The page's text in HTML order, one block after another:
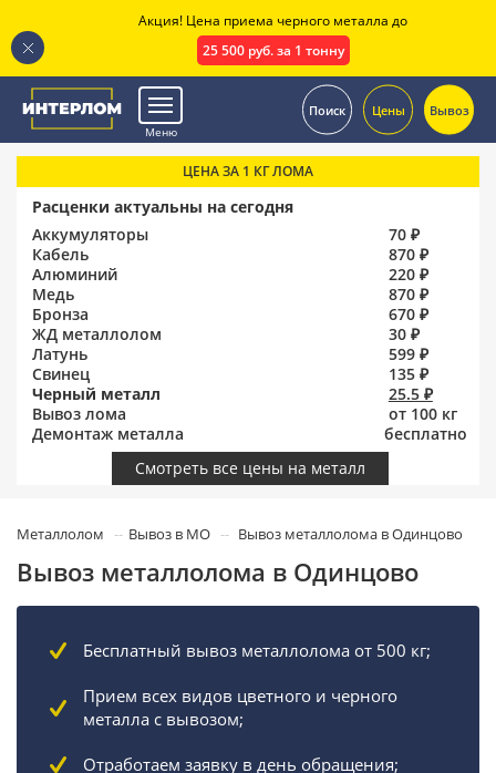
Меню
Поиск Цены Вывоз
ЦЕНА ЗА 1 КГ ЛОМА
Расценки актуальны на сегодня
Аккумуляторы
70 ₽
Кабель
870 ₽
Алюминий
220 ₽
Медь
870 ₽
Бронза
670 ₽
ЖД металлолом
30 ₽
Латунь
599 ₽
Свинец
135 ₽
Черный металл
25.5 ₽
Вывоз лома
от 100 кг
Демонтаж металла
бесплатно
Смотреть все цены на металл
Металлолом Вывоз в МО Вывоз металлолома в Одинцово
Вывоз металлолома в Одинцово
Бесплатный вывоз металлолома от 500 кг;
Прием всех видов цветного и черного
металла с вывозом;
Отработаем заявку в день обращения;
Акция! Цена приема черного металла до
25 500 руб. за 1 тонну
.